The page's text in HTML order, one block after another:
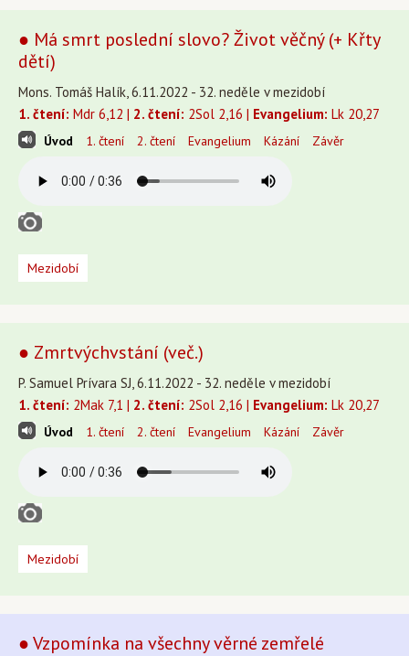
● Má smrt poslední slovo? Život věčný (+ Křty
dětí)
Mons. Tomáš Halík, 6.11.2022 - 32. neděle v mezidobí
1. čtení: Mdr 6,12 | 2. čtení: 2Sol 2,16 | Evangelium: Lk 20,27
Úvod 1. čtení 2. čtení Evangelium Kázání Závěr
Mezidobí
● Zmrtvýchvstání (več.)
P. Samuel Prívara SJ, 6.11.2022 - 32. neděle v mezidobí
1. čtení: 2Mak 7,1 | 2. čtení: 2Sol 2,16 | Evangelium: Lk 20,27
Úvod 1. čtení 2. čtení Evangelium Kázání Závěr
Mezidobí
● Vzpomínka na všechny věrné zemřelé